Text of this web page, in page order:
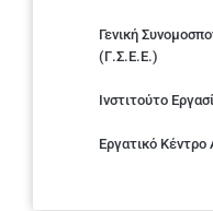
Γενική
(Γ.Σ.Ε.Ε.)
Ινστιτούτο
Εργατικό